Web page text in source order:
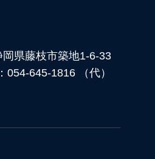
県藤枝市築地1-6-33
054-645-1816 （代）